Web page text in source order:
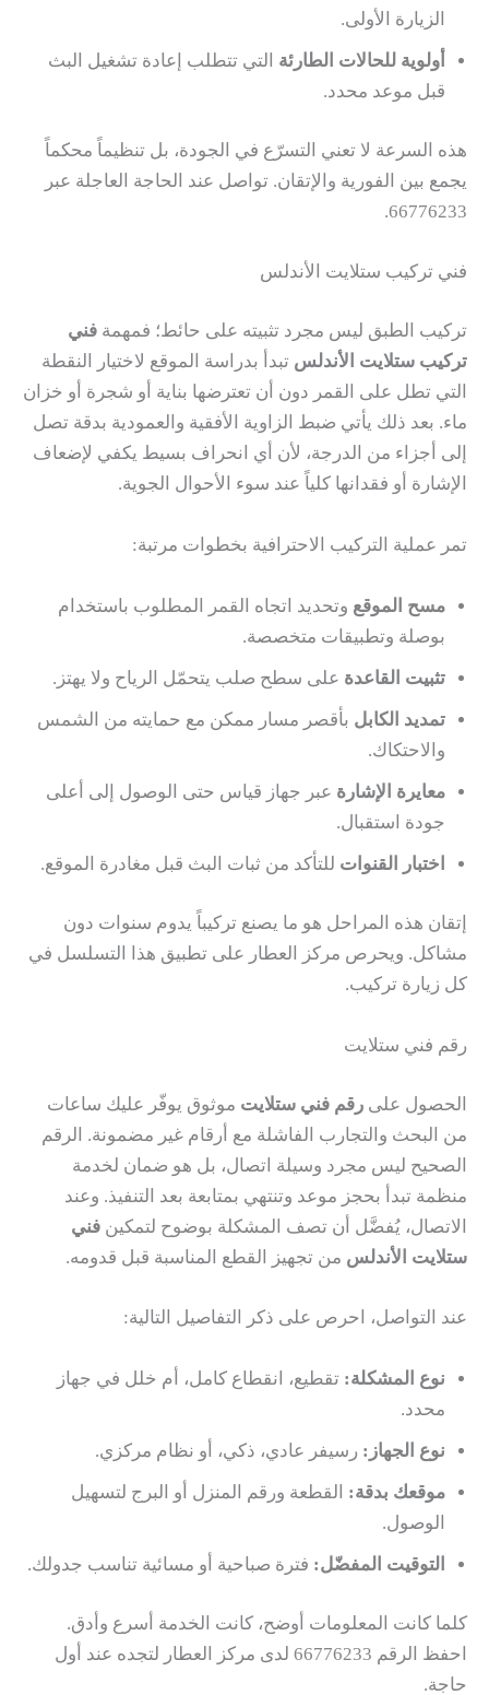
الزيارة الأولى.
أولوية للحالات الطارئة التي تتطلب إعادة تشغيل البث
قبل موعد محدد.
هذه السرعة لا تعني التسرّع في الجودة، بل تنظيماً محكماً
يجمع بين الفورية والإتقان. تواصل عند الحاجة العاجلة عبر
66776233.
فني تركيب ستلايت الأندلس
تركيب الطبق ليس مجرد تثبيته على حائط؛ فمهمة فني
تركيب ستلايت الأندلس تبدأ بدراسة الموقع لاختيار النقطة
التي تطل على القمر دون أن تعترضها بناية أو شجرة أو خزان
ماء. بعد ذلك يأتي ضبط الزاوية الأفقية والعمودية بدقة تصل
إلى أجزاء من الدرجة، لأن أي انحراف بسيط يكفي لإضعاف
الإشارة أو فقدانها كلياً عند سوء الأحوال الجوية.
تمر عملية التركيب الاحترافية بخطوات مرتبة:
مسح الموقع وتحديد اتجاه القمر المطلوب باستخدام
بوصلة وتطبيقات متخصصة.
تثبيت القاعدة على سطح صلب يتحمّل الرياح ولا يهتز.
تمديد الكابل بأقصر مسار ممكن مع حمايته من الشمس
والاحتكاك.
معايرة الإشارة عبر جهاز قياس حتى الوصول إلى أعلى
جودة استقبال.
اختبار القنوات للتأكد من ثبات البث قبل مغادرة الموقع.
إتقان هذه المراحل هو ما يصنع تركيباً يدوم سنوات دون
مشاكل. ويحرص مركز العطار على تطبيق هذا التسلسل في
كل زيارة تركيب.
رقم فني ستلايت
الحصول على رقم فني ستلايت موثوق يوفّر عليك ساعات
من البحث والتجارب الفاشلة مع أرقام غير مضمونة. الرقم
الصحيح ليس مجرد وسيلة اتصال، بل هو ضمان لخدمة
منظمة تبدأ بحجز موعد وتنتهي بمتابعة بعد التنفيذ. وعند
الاتصال، يُفضَّل أن تصف المشكلة بوضوح لتمكين فني
ستلايت الأندلس من تجهيز القطع المناسبة قبل قدومه.
عند التواصل، احرص على ذكر التفاصيل التالية:
نوع المشكلة: تقطيع، انقطاع كامل، أم خلل في جهاز
محدد.
نوع الجهاز: رسيفر عادي، ذكي، أو نظام مركزي.
موقعك بدقة: القطعة ورقم المنزل أو البرج لتسهيل
الوصول.
التوقيت المفضّل: فترة صباحية أو مسائية تناسب جدولك.
كلما كانت المعلومات أوضح، كانت الخدمة أسرع وأدق.
احفظ الرقم 66776233 لدى مركز العطار لتجده عند أول
حاجة.